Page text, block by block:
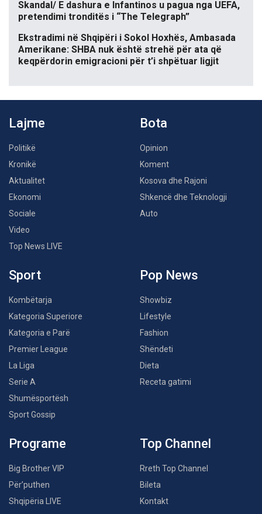
Skandal/ E dashura e Infantinos u pagua nga UEFA,
pretendimi tronditës i “The Telegraph”
Ekstradimi në Shqipëri i Sokol Hoxhës, Ambasada
Amerikane: SHBA nuk është strehë për ata që
keqpërdorin emigracioni për t’i shpëtuar ligjit
Lajme
Politikë
Kronikë
Aktualitet
Ekonomi
Sociale
Video
Top News LIVE
Bota
Opinion
Koment
Kosova dhe Rajoni
Shkencë dhe Teknologji
Auto
Sport
Kombëtarja
Kategoria Superiore
Kategoria e Parë
Premier League
La Liga
Serie A
Shumësportësh
Sport Gossip
Pop News
Showbiz
Lifestyle
Fashion
Shëndeti
Dieta
Receta gatimi
Programe
Big Brother VIP
Për’puthen
Shqipëria LIVE
Top Channel
Rreth Top Channel
Bileta
Kontakt